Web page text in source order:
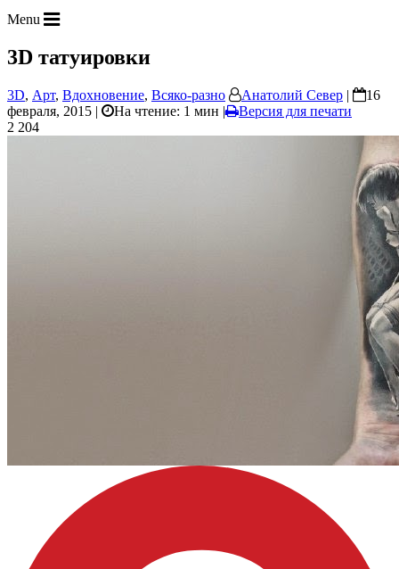
Menu
3D татуировки
3D, Арт, Вдохновение, Всяко-разно Анатолий Север |
16
февраля, 2015 |
На чтение: 1 мин |
Версия для печати
2 204